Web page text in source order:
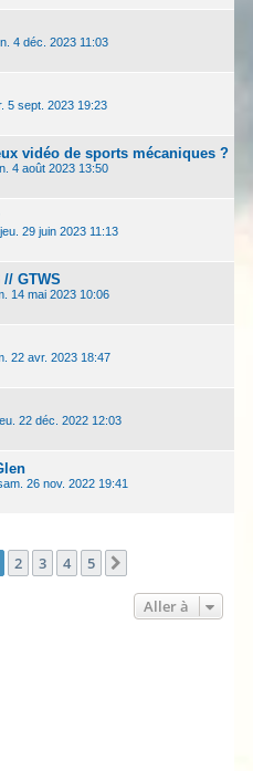
4 déc. 2023 11:03
5 sept. 2023 19:23
vidéo de sports mécaniques ?
4 août 2023 13:50
jeu. 29 juin 2023 11:13
GTWS
14 mai 2023 10:06
22 avr. 2023 18:47
22 déc. 2022 12:03
26 nov. 2022 19:41
2 3 4 5
Aller à